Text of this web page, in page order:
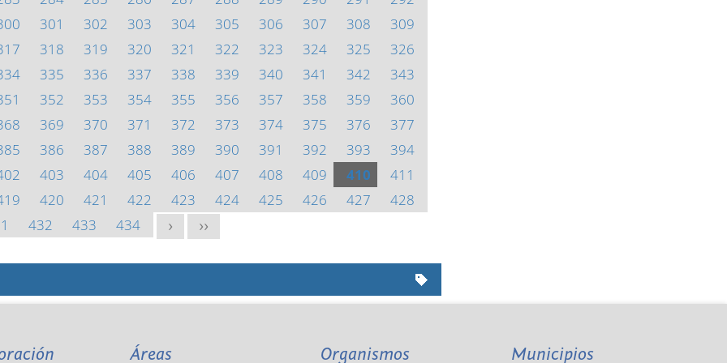
301 302 303 304 305 306 307 308
309
318 319 320 321 322 323 324 325
326
335 336 337 338 339 340 341 342
343
352 353 354 355 356 357 358 359
360
369 370 371 372 373 374 375 376
377
386 387 388 389 390 391 392 393
394
403 404 405 406 407 408 409 410
411
420 421 422 423 424 425 426 427
428
432 433 434 > >>
Áreas Organismos Municipios